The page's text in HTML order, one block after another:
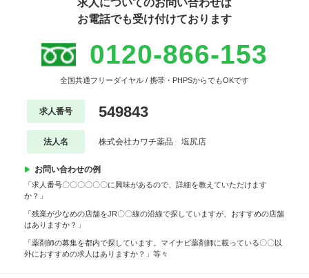
求人についてのお問い合わせは
お電話でも受け付けております
0120-866-153
全国共通フリーダイヤル / 携帯・PHPSからでもOKです
求人番号 549843
法人名 株式会社カワチ薬品 塩尻店
お問い合わせの例
「求人番号〇〇〇〇〇〇に興味があるので、詳細を教えていただけます
か？」
「残業が少なめの店舗をJR〇〇線の沿線で探していますが、おすすめの店舗
はありますか？」
「薬剤師の募集を都内で探しています。マイナビ薬剤師に載っている〇〇以
外におすすめの求人はありますか？」等々